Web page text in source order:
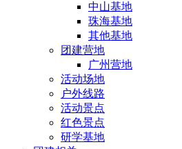
中山基地
珠海基地
其他基地
团建营地
广州营地
活动场地
户外线路
活动景点
红色景点
研学基地